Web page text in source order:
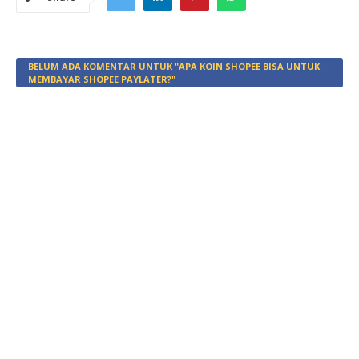
BELUM ADA KOMENTAR UNTUK "APA KOIN SHOPEE BISA UNTUK
MEMBAYAR SHOPEE PAYLATER?"